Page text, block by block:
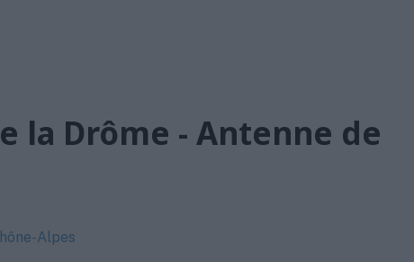
la Drôme - Antenne de
Alpes